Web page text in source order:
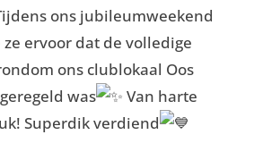
ons jubileumweekend
ervoor dat de volledige
ons clublokaal Oos
was
Van harte
Superdik verdiend